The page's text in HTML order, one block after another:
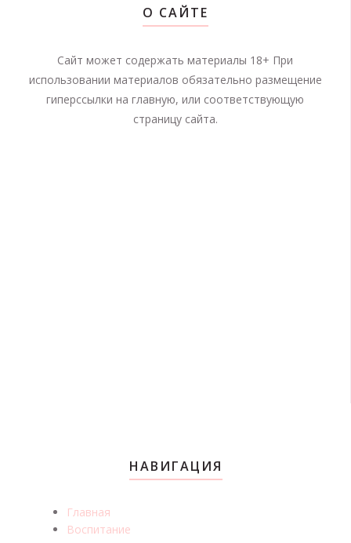
О САЙТЕ
Сайт может содержать материалы 18+ При
использовании материалов обязательно размещение
гиперссылки на главную, или соответствующую
страницу сайта.
НАВИГАЦИЯ
Главная
Воспитание